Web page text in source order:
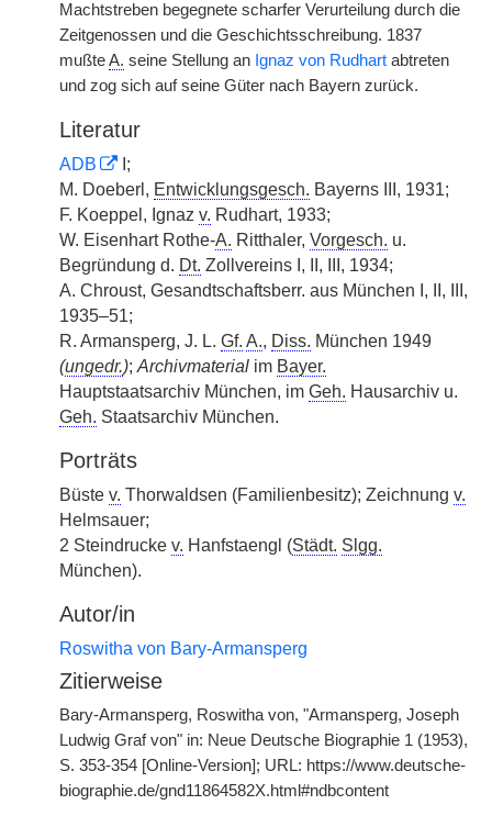
Machtstreben begegnete scharfer Verurteilung durch die
Zeitgenossen und die Geschichtsschreibung. 1837
mußteA. seine Stellung an Ignaz von Rudhart abtreten
und zog sich auf seine Güter nach Bayern zurück.
Literatur
ADB
I;
M. Doeberl, Entwicklungsgesch. Bayerns III, 1931;
F. Koeppel, Ignaz v. Rudhart, 1933;
W. Eisenhart Rothe-A. Ritthaler, Vorgesch. u.
Begründung d. Dt. Zollvereins I, II, III, 1934;
A. Chroust, Gesandtschaftsberr. aus München I, II, III,
1935–51;
R. Armansperg, J. L. Gf. A., Diss. München 1949
(ungedr.); Archivmaterial im Bayer.
Hauptstaatsarchiv München, im Geh. Hausarchiv u.
Geh. Staatsarchiv München.
Porträts
Büste v. Thorwaldsen (Familienbesitz); Zeichnung v.
Helmsauer;
2 Steindrucke v. Hanfstaengl (Städt. Slgg.
München).
Autor/in
Roswitha von Bary-Armansperg
Zitierweise
Bary-Armansperg, Roswitha von, "Armansperg, Joseph
Ludwig Graf von" in: Neue Deutsche Biographie 1 (1953),
S. 353-354 [Online-Version]; URL: https://www.deutsche-
biographie.de/gnd11864582X.html#ndbcontent